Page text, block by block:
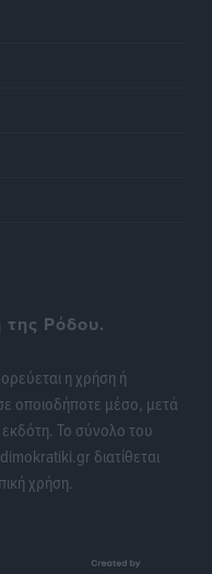
Ρόδου.
η χρήση ή
οποιοδήποτε μέσο, μετά
Το σύνολο του
διατίθεται
χρήση.